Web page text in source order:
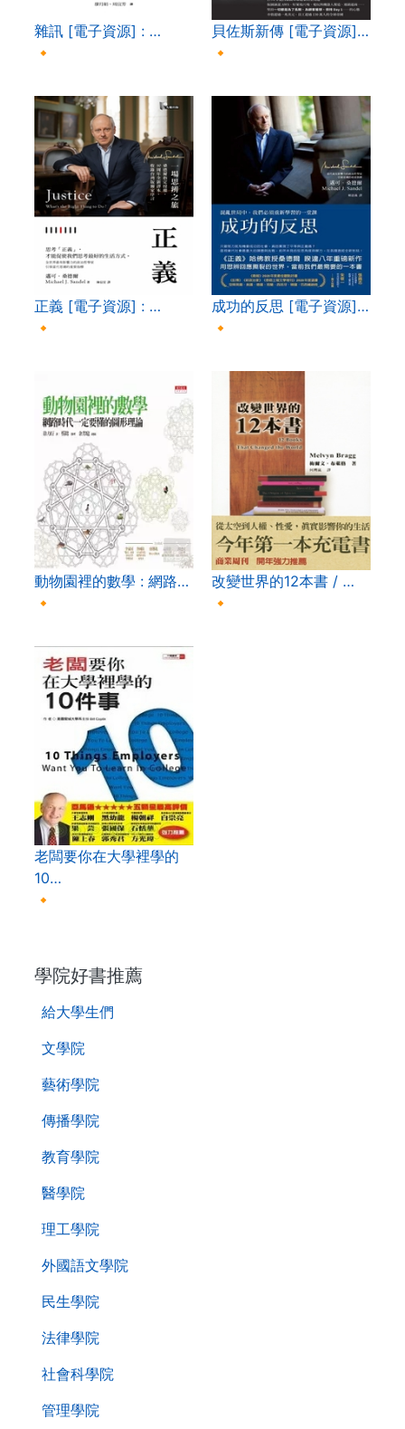
雜訊 [電子資源] : …
🔸
貝佐斯新傳 [電子資源]…
🔸
正義 [電子資源] : …
🔸
成功的反思 [電子資源]…
🔸
動物園裡的數學 : 網路…
🔸
改變世界的12本書 / …
🔸
老闆要你在大學裡學的
10…
🔸
學院好書推薦
給大學生們
文學院
藝術學院
傳播學院
教育學院
醫學院
理工學院
外國語文學院
民生學院
法律學院
社會科學院
管理學院